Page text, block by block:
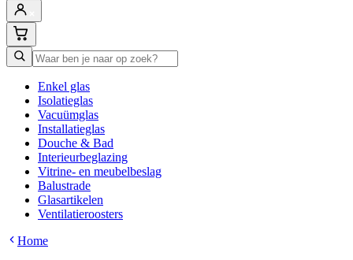
Enkel glas
Isolatieglas
Vacuümglas
Installatieglas
Douche & Bad
Interieurbeglazing
Vitrine- en meubelbeslag
Balustrade
Glasartikelen
Ventilatieroosters
Home